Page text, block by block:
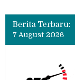
Berita Terbaru:
7 August 2026